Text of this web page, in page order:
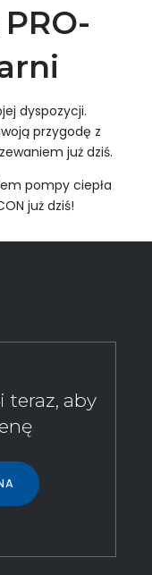
dyspozycji.
przygodę z
już dziś.
pompy ciepła
już dziś!
teraz, aby